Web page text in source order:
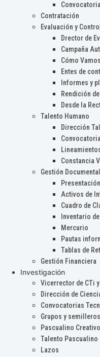
Contratación
Evaluación y Control
Drector de
Campaña
Cómo Vamos
Entes de
Informes y
Rendición
Desde la
Talento Humano
Dirección
Constancia
Gestión Documental
Presentación
Activos de
Cuadro de
Inventario
Mercurio
Pautas
Tablas de
Gestión Financiera
Investigación
Vicerrector de CTi
Dirección de
Convocatorias
Grupos y semilleros
Pascualino
Talento Pascualino
Lazos